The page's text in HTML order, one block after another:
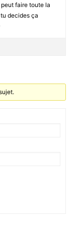
faire toute la
decides ça